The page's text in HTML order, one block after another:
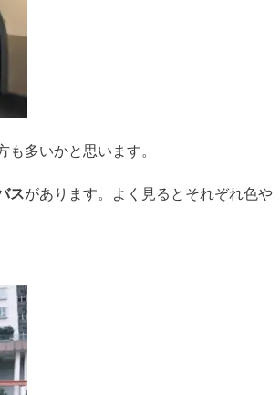
多いかと思います。
スがあります。よく見るとそれぞれ色や